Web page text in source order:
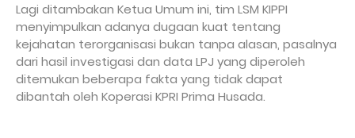
Lagi ditambakan Ketua Umum ini, tim LSM KIPPI
menyimpulkan adanya dugaan kuat tentang
kejahatan terorganisasi bukan tanpa alasan, pasalnya
dari hasil investigasi dan data LPJ yang diperoleh
ditemukan beberapa fakta yang tidak dapat
dibantah oleh Koperasi KPRI Prima Husada.